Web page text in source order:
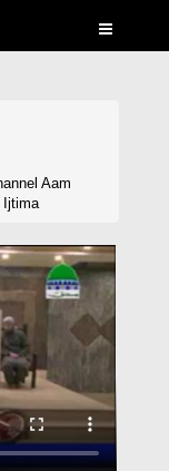
Aam
Ijtima